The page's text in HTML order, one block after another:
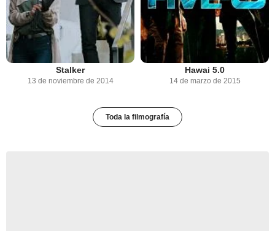
Stalker
13 de noviembre de 2014
Hawai 5.0
14 de marzo de 2015
Toda la filmografía